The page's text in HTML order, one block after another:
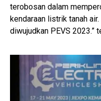
terobosan dalam
kendaraan listrik tanah
diwujudkan PEVS 2023.”